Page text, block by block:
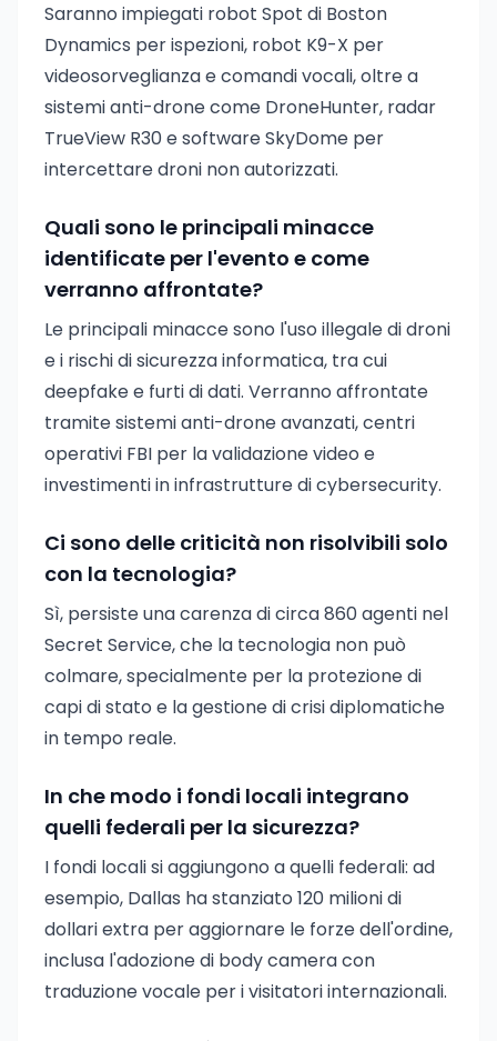
Saranno impiegati robot Spot di Boston
Dynamics per ispezioni, robot K9-X per
videosorveglianza e comandi vocali, oltre a
sistemi anti-drone come DroneHunter, radar
TrueView R30 e software SkyDome per
intercettare droni non autorizzati.
Quali sono le principali minacce
identificate per l'evento e come
verranno affrontate?
Le principali minacce sono l'uso illegale di droni
e i rischi di sicurezza informatica, tra cui
deepfake e furti di dati. Verranno affrontate
tramite sistemi anti-drone avanzati, centri
operativi FBI per la validazione video e
investimenti in infrastrutture di cybersecurity.
Ci sono delle criticità non risolvibili solo
con la tecnologia?
Sì, persiste una carenza di circa 860 agenti nel
Secret Service, che la tecnologia non può
colmare, specialmente per la protezione di
capi di stato e la gestione di crisi diplomatiche
in tempo reale.
In che modo i fondi locali integrano
quelli federali per la sicurezza?
I fondi locali si aggiungono a quelli federali: ad
esempio, Dallas ha stanziato 120 milioni di
dollari extra per aggiornare le forze dell'ordine,
inclusa l'adozione di body camera con
traduzione vocale per i visitatori internazionali.